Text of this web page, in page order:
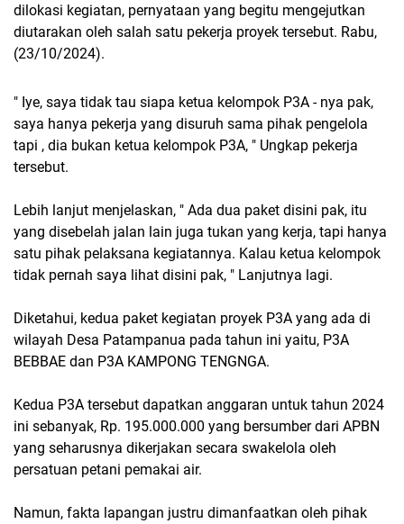
dilokasi kegiatan, pernyataan yang begitu mengejutkan
diutarakan oleh salah satu pekerja proyek tersebut. Rabu,
(23/10/2024).
" Iye, saya tidak tau siapa ketua kelompok P3A - nya pak,
saya hanya pekerja yang disuruh sama pihak pengelola
tapi , dia bukan ketua kelompok P3A, " Ungkap pekerja
tersebut.
Lebih lanjut menjelaskan, " Ada dua paket disini pak, itu
yang disebelah jalan lain juga tukan yang kerja, tapi hanya
satu pihak pelaksana kegiatannya. Kalau ketua kelompok
tidak pernah saya lihat disini pak, " Lanjutnya lagi.
Diketahui, kedua paket kegiatan proyek P3A yang ada di
wilayah Desa Patampanua pada tahun ini yaitu, P3A
BEBBAE dan P3A KAMPONG TENGNGA.
Kedua P3A tersebut dapatkan anggaran untuk tahun 2024
ini sebanyak, Rp. 195.000.000 yang bersumber dari APBN
yang seharusnya dikerjakan secara swakelola oleh
persatuan petani pemakai air.
Namun, fakta lapangan justru dimanfaatkan oleh pihak